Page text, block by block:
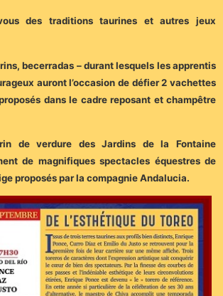
des traditions taurines et autres jeux
becerradas – durant lesquels les apprentis
auront l’occasion de défier 2 vachettes
dans le cadre reposant et champêtre
de verdure des Jardins de la Fontaine
de magnifiques spectacles équestres de
proposés par la compagnie Andalucia.